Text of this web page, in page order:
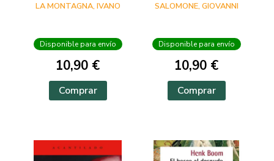
LA MONTAGNA, IVANO
Disponible para envío
10,90 €
Comprar
SALOMONE, GIOVANNI
Disponible para envío
10,90 €
Comprar